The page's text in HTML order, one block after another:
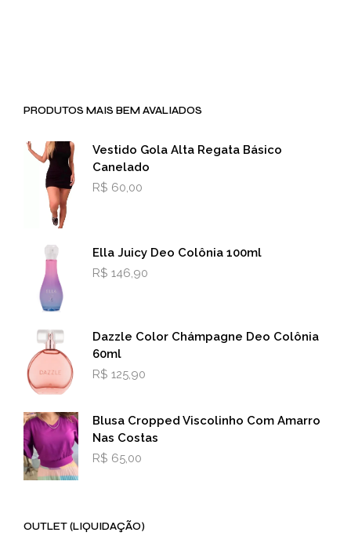
PRODUTOS MAIS BEM AVALIADOS
Vestido Gola Alta Regata Básico
Canelado
R$ 60,00
Ella Juicy Deo Colônia 100ml
R$ 146,90
Dazzle Color Chámpagne Deo Colônia
60ml
R$ 125,90
Blusa Cropped Viscolinho Com Amarro
Nas Costas
R$ 65,00
OUTLET (LIQUIDAÇÃO)